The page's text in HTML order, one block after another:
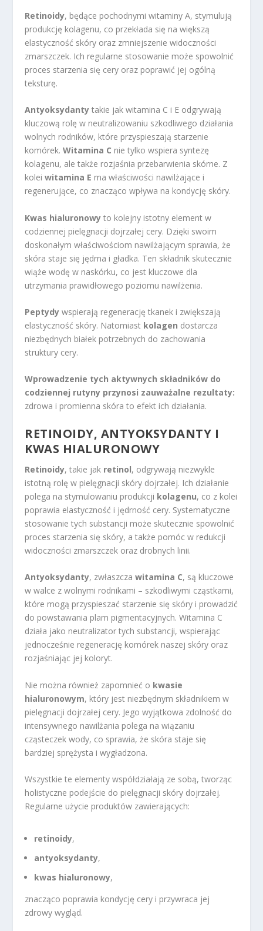
Retinoidy, będące pochodnymi witaminy A, stymulują
produkcję kolagenu, co przekłada się na większą
elastyczność skóry oraz zmniejszenie widoczności
zmarszczek. Ich regularne stosowanie może spowolnić
proces starzenia się cery oraz poprawić jej ogólną
teksturę.
Antyoksydanty takie jak witamina C i E odgrywają
kluczową rolę w neutralizowaniu szkodliwego działania
wolnych rodników, które przyspieszają starzenie
komórek.Witamina C nie tylko wspiera syntezę
kolagenu, ale także rozjaśnia przebarwienia skórne. Z
koleiwitamina E ma właściwości nawilżające i
regenerujące, co znacząco wpływa na kondycję skóry.
Kwas hialuronowy to kolejny istotny element w
codziennej pielęgnacji dojrzałej cery. Dzięki swoim
doskonałym właściwościom nawilżającym sprawia, że
skóra staje się jędrna i gładka. Ten składnik skutecznie
wiąże wodę w naskórku, co jest kluczowe dla
utrzymania prawidłowego poziomu nawilżenia.
Peptydy wspierają regenerację tkanek i zwiększają
elastyczność skóry. Natomiast kolagen dostarcza
niezbędnych białek potrzebnych do zachowania
struktury cery.
Wprowadzenie tych aktywnych składników do
codziennej rutyny przynosi zauważalne rezultaty:
zdrowa i promienna skóra to efekt ich działania.
RETINOIDY, ANTYOKSYDANTY I
KWAS HIALURONOWY
Retinoidy, takie jak retinol, odgrywają niezwykle
istotną rolę w pielęgnacji skóry dojrzałej. Ich działanie
polega na stymulowaniu produkcji kolagenu, co z kolei
poprawia elastyczność i jędrność cery. Systematyczne
stosowanie tych substancji może skutecznie spowolnić
proces starzenia się skóry, a także pomóc w redukcji
widoczności zmarszczek oraz drobnych linii.
Antyoksydanty, zwłaszczawitamina C, są kluczowe
w walce z wolnymi rodnikami – szkodliwymi cząstkami,
które mogą przyspieszać starzenie się skóry i prowadzić
do powstawania plam pigmentacyjnych. Witamina C
działa jako neutralizator tych substancji, wspierając
jednocześnie regenerację komórek naszej skóry oraz
rozjaśniając jej koloryt.
Nie można również zapomnieć o kwasie
hialuronowym, który jest niezbędnym składnikiem w
pielęgnacji dojrzałej cery. Jego wyjątkowa zdolność do
intensywnego nawilżania polega na wiązaniu
cząsteczek wody, co sprawia, że skóra staje się
bardziej sprężysta i wygładzona.
Wszystkie te elementy współdziałają ze sobą, tworząc
holistyczne podejście do pielęgnacji skóry dojrzałej.
Regularne użycie produktów zawierających:
retinoidy,
antyoksydanty,
kwas hialuronowy,
znacząco poprawia kondycję cery i przywraca jej
zdrowy wygląd.